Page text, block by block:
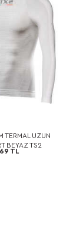
TERMAL UZUN
BEYAZ TS2
TL